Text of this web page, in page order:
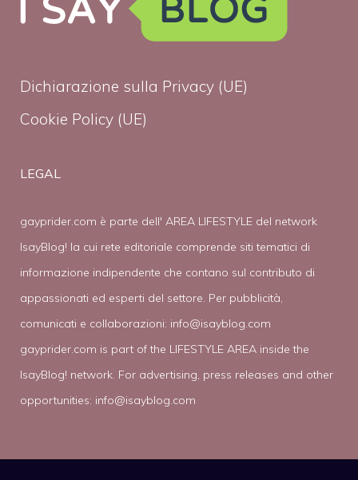
Dichiarazione sulla Privacy (UE)
Cookie Policy (UE)
LEGAL
gayprider.com è parte dell' AREA LIFESTYLE del network
IsayBlog! la cui rete editoriale comprende siti tematici di
informazione indipendente che contano sul contributo di
appassionati ed esperti del settore. Per pubblicità,
comunicati e collaborazioni: info@isayblog.com
gayprider.com is part of the LIFESTYLE AREA inside the
IsayBlog! network. For advertising, press releases and other
opportunities: info@isayblog.com